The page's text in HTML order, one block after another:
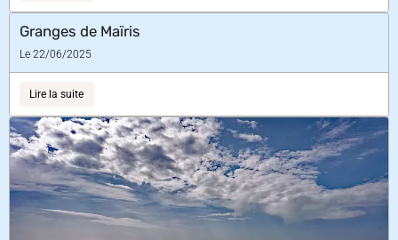
Granges de Maïris
Le 22/06/2025
Lire la suite